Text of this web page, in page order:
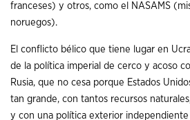
franceses) y otros, como el NASAMS
noruegos).
El conflicto bélico que tiene lugar en
de la política imperial de cerco y acoso
Rusia, que no cesa porque Estados
tan grande, con tantos recursos
y con una política exterior